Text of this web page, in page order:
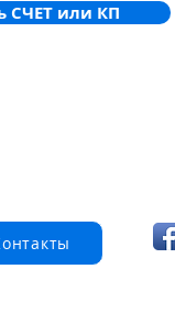
СЧЕТ или КП